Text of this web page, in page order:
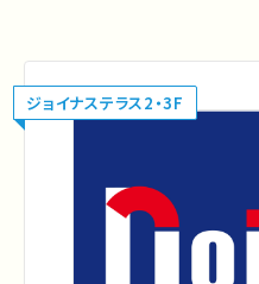
ジョイナステラス2・3F